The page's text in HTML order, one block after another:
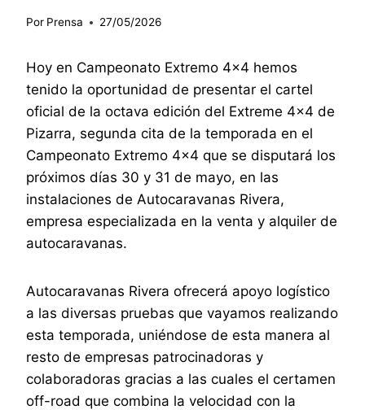
Por Prensa 27/05/2026
Hoy en Campeonato Extremo 4×4 hemos
tenido la oportunidad de presentar el cartel
oficial de la octava edición del Extreme 4×4 de
Pizarra, segunda cita de la temporada en el
Campeonato Extremo 4×4 que se disputará los
próximos días 30 y 31 de mayo, en las
instalaciones de Autocaravanas Rivera,
empresa especializada en la venta y alquiler de
autocaravanas.
Autocaravanas Rivera ofrecerá apoyo logístico
a las diversas pruebas que vayamos realizando
esta temporada, uniéndose de esta manera al
resto de empresas patrocinadoras y
colaboradoras gracias a las cuales el certamen
off-road que combina la velocidad con la